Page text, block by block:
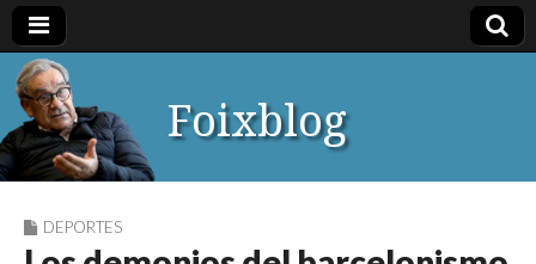
Foixblog
DEPORTES